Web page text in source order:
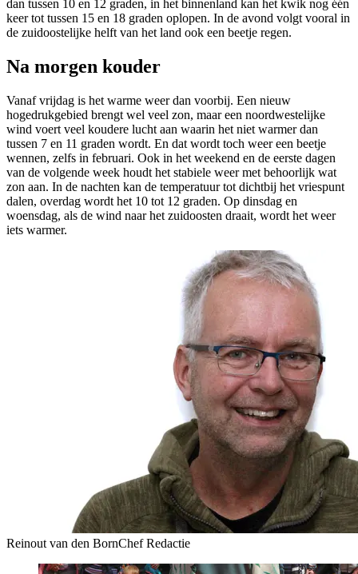
dan tussen 10 en 12 graden, in het binnenland kan het kwik nog één
keer tot tussen 15 en 18 graden oplopen. In de avond volgt vooral in
de zuidoostelijke helft van het land ook een beetje regen.
Na morgen kouder
Vanaf vrijdag is het warme weer dan voorbij. Een nieuw
hogedrukgebied brengt wel veel zon, maar een noordwestelijke
wind voert veel koudere lucht aan waarin het niet warmer dan
tussen 7 en 11 graden wordt. En dat wordt toch weer een beetje
wennen, zelfs in februari. Ook in het weekend en de eerste dagen
van de volgende week houdt het stabiele weer met behoorlijk wat
zon aan. In de nachten kan de temperatuur tot dichtbij het vriespunt
dalen, overdag wordt het 10 tot 12 graden. Op dinsdag en
woensdag, als de wind naar het zuidoosten draait, wordt het weer
iets warmer.
Reinout van den BornChef Redactie